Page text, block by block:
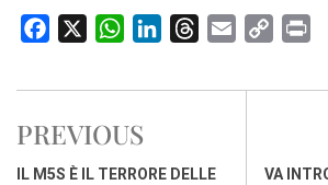
c
b
o
W
a
s
A
n
d
r
d
a
p
i
i
PREVIOUS
IL M5S È IL TERRORE DELLE
VA